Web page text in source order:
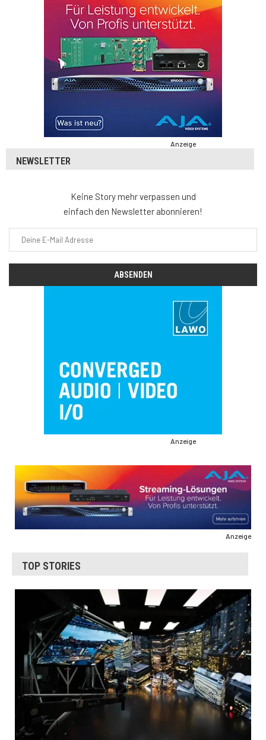
Anzeige
NEWSLETTER
Keine Story mehr verpassen und
einfach den Newsletter abonnieren!
Anzeige
Anzeige
TOP STORIES